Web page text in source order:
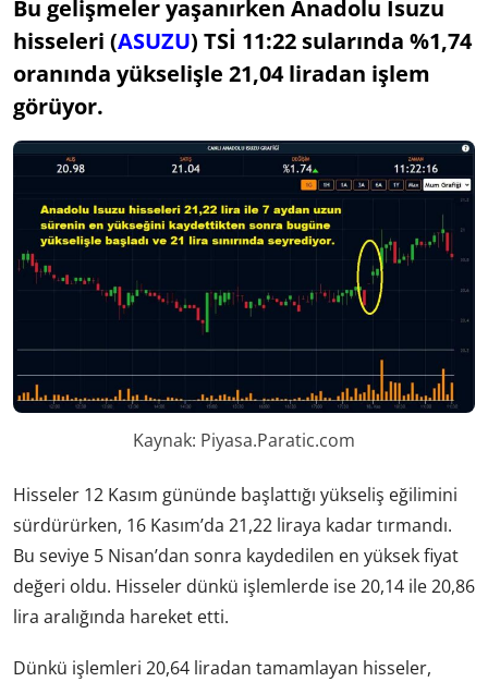
Bu gelişmeler yaşanırken Anadolu Isuzu
hisseleri (ASUZU) TSİ 11:22 sularında %1,74
oranında yükselişle 21,04 liradan işlem
görüyor.
Kaynak: Piyasa.Paratic.com
Hisseler 12 Kasım gününde başlattığı yükseliş eğilimini
sürdürürken, 16 Kasım’da 21,22 liraya kadar tırmandı.
Bu seviye 5 Nisan’dan sonra kaydedilen en yüksek fiyat
değeri oldu. Hisseler dünkü işlemlerde ise 20,14 ile 20,86
lira aralığında hareket etti.
Dünkü işlemleri 20,64 liradan tamamlayan hisseler,